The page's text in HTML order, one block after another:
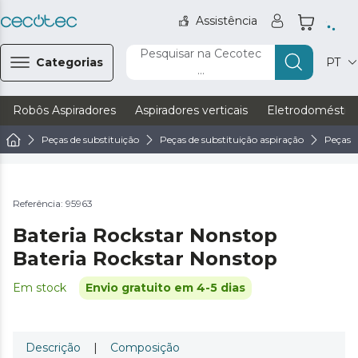
Assistência
Categorias
Pesquisar na Cecotec
...
PT
Robôs Aspiradores Aspiradores verticais
Peças de substituição Peças de substituição aspiração Peças
Referência: 95963
Bateria Rockstar Nonstop
Bateria Rockstar Nonstop
Em stock Envio gratuito em 4-5 dias
Descrição | Composição